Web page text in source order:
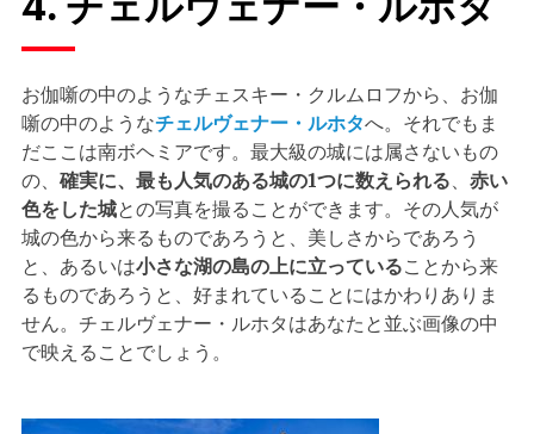
お伽噺の中のようなチェスキー・クルムロフから、お伽
噺の中のようなチェルヴェナー・ルホタへ。それでもま
だここは南ボヘミアです。最大級の城には属さないもの
の、 確実に、最も人気のある城の1つに数えられる、 赤い
色をした城との写真を撮ることができます。その人気が
城の色から来るものであろうと、美しさからであろう
と、あるいは小さな湖の島の上に立っていることから来
るものであろうと、好まれていることにはかわりありま
せん。チェルヴェナー・ルホタはあなたと並ぶ画像の中
で映えることでしょう。